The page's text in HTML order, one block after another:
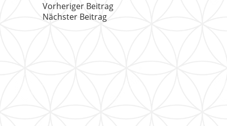
Vorheriger Beitrag
Nächster Beitrag